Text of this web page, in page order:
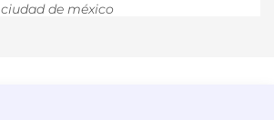
ciudad de méxico